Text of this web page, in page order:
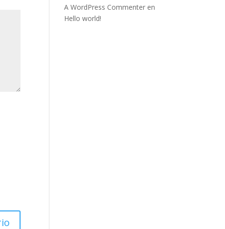
A WordPress Commenter en
Hello world!